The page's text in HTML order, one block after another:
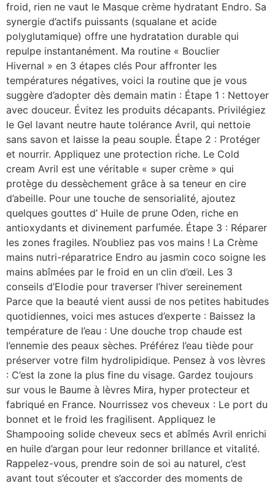
froid, rien ne vaut le Masque crème hydratant Endro. Sa
synergie d’actifs puissants (squalane et acide
polyglutamique) offre une hydratation durable qui
repulpe instantanément. Ma routine « Bouclier
Hivernal » en 3 étapes clés Pour affronter les
températures négatives, voici la routine que je vous
suggère d’adopter dès demain matin : Étape 1 : Nettoyer
avec douceur. Évitez les produits décapants. Privilégiez
le Gel lavant neutre haute tolérance Avril, qui nettoie
sans savon et laisse la peau souple. Étape 2 : Protéger
et nourrir. Appliquez une protection riche. Le Cold
cream Avril est une véritable « super crème » qui
protège du dessèchement grâce à sa teneur en cire
d’abeille. Pour une touche de sensorialité, ajoutez
quelques gouttes d’ Huile de prune Oden, riche en
antioxydants et divinement parfumée. Étape 3 : Réparer
les zones fragiles. N’oubliez pas vos mains ! La Crème
mains nutri-réparatrice Endro au jasmin coco soigne les
mains abîmées par le froid en un clin d’œil. Les 3
conseils d’Elodie pour traverser l’hiver sereinement
Parce que la beauté vient aussi de nos petites habitudes
quotidiennes, voici mes astuces d’experte : Baissez la
température de l’eau : Une douche trop chaude est
l’ennemie des peaux sèches. Préférez l’eau tiède pour
préserver votre film hydrolipidique. Pensez à vos lèvres
: C’est la zone la plus fine du visage. Gardez toujours
sur vous le Baume à lèvres Mira, hyper protecteur et
fabriqué en France. Nourrissez vos cheveux : Le port du
bonnet et le froid les fragilisent. Appliquez le
Shampooing solide cheveux secs et abîmés Avril enrichi
en huile d’argan pour leur redonner brillance et vitalité.
Rappelez-vous, prendre soin de soi au naturel, c’est
avant tout s’écouter et s’accorder des moments de